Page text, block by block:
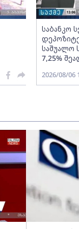
საბანკო
საშუალო
7,25%
2026/08/06